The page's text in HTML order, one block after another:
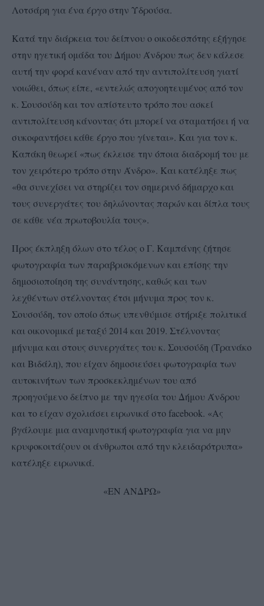
Λοτσάρη για ένα έργο στην Υδρούσα.
Κατά την διάρκεια του δείπνου ο οικοδεσπότης εξήγησε
στην ηγετική ομάδα του Δήμου Άνδρου πως δεν κάλεσε
αυτή την φορά κανέναν από την αντιπολίτευση γιατί
νοιώθει, όπως είπε, «εντελώς απογοητευμένος από τον
κ. Σουσούδη και τον απίστευτο τρόπο που ασκεί
αντιπολίτευση κάνοντας ότι μπορεί να σταματήσει ή να
συκοφαντήσει κάθε έργο που γίνεται». Και για τον κ.
Καπάκη θεωρεί «πως έκλεισε την όποια διαδρομή του με
τον χειρότερο τρόπο στην Άνδρο». Και κατέληξε πως
«θα συνεχίσει να στηρίζει τον σημερινό δήμαρχο και
τους συνεργάτες του δηλώνοντας παρών και δίπλα τους
σε κάθε νέα πρωτοβουλία τους».
Προς έκπληξη όλων στο τέλος ο Γ. Καμπάνης ζήτησε
φωτογραφία των παραβρισκόμενων και επίσης την
δημοσιοποίηση της συνάντησης, καθώς και των
λεχθέντων στέλνοντας έτσι μήνυμα προς τον κ.
Σουσούδη, τον οποίο όπως υπενθύμισε στήριξε πολιτικά
και οικονομικά μεταξύ 2014 και 2019. Στέλνοντας
μήνυμα και στους συνεργάτες του κ. Σουσούδη (Τρανάκο
και Βιδάλη), που είχαν δημοσιεύσει φωτογραφία των
αυτοκινήτων των προσκεκλημένων του από
προηγούμενο δείπνο με την ηγεσία του Δήμου Άνδρου
και το είχαν σχολιάσει ειρωνικά στο facebook. «Ας
βγάλουμε μια αναμνηστική φωτογραφία για να μην
κρυφοκοιτάζουν οι άνθρωποι από την κλειδαρότρυπα»
κατέληξε ειρωνικά.
«ΕΝ ΑΝΔΡΩ»